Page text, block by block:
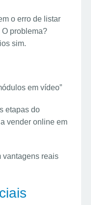
o erro de listar
problema?
sim.
em vídeo”
etapas do
vender online em
vantagens reais